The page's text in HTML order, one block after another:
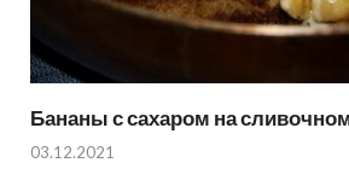
Бананы с сахаром на
03.12.2021